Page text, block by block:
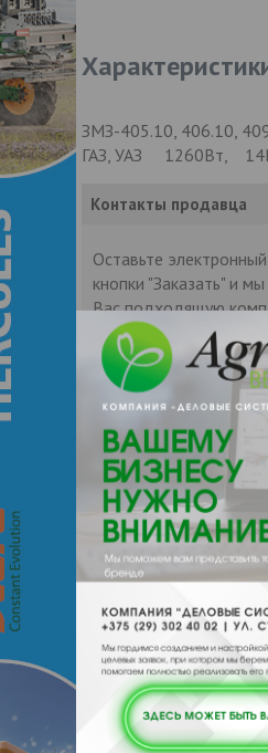
ЗМЗ-405.10, 406.10,
ГАЗ, УАЗ 1260Вт,
Контакты продавца
Оставьте
кнопки "Заказать" и
Вас подходящую
поставщика.